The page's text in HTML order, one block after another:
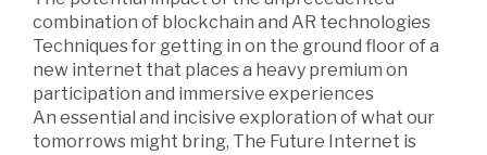
combination of blockchain and AR technologies
Techniques for getting in on the ground floor of a
new internet that places a heavy premium on
participation and immersive experiences
An essential and incisive exploration of what our
tomorrows might bring, The Future Internet is